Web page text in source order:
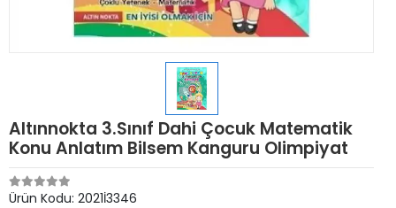
Altınnokta 3.Sınıf Dahi Çocuk Matematik
Konu Anlatım Bilsem Kanguru Olimpiyat
Ürün Kodu: 2021İ3346